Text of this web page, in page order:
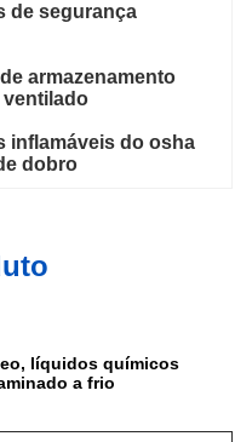
de segurança
armazenamento
inflamáveis do osha
dobro
líquidos químicos
a frio